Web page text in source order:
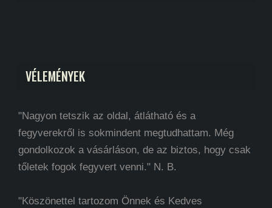
VÉLEMÉNYEK
"Nagyon tetszik az oldal, átlátható és a
fegyverekről is sokmindent megtudhattam. Még
gondolkozok a vásárláson, de az biztos, hogy csak
tőletek fogok fegyvert venni." N. B.
"Köszönettel tartozom Önnek és Kedves